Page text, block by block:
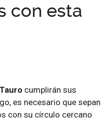
con esta
Tauro cumplirán sus
es necesario que sepan
con su círculo cercano